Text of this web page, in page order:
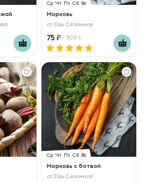
Ср Чт Пт Сб Вс
Морковь
от Ешь Сезонное
75 / 500 г.
Ср Чт Пт Сб Вс
Морковь с ботвой
от Ешь Сезонное